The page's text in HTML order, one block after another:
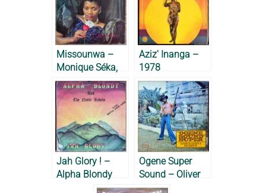
Missounwa –
Monique Séka,
1989
Aziz’ Inanga –
1978
Jah Glory ! –
Alpha Blondy
and the Natty
Ogene Super
Sound – Oliver
de Coque, 1977